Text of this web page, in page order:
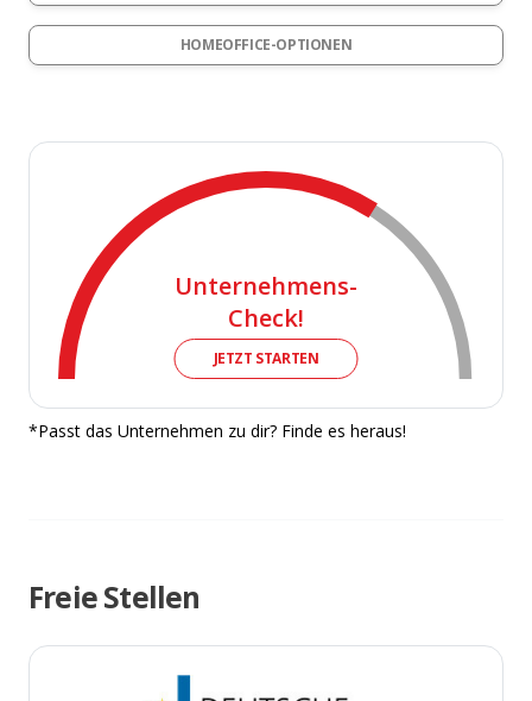
HOMEOFFICE-OPTIONEN
Unternehmens-
Check!
JETZT STARTEN
*Passt das Unternehmen zu dir? Finde es heraus!
Freie Stellen